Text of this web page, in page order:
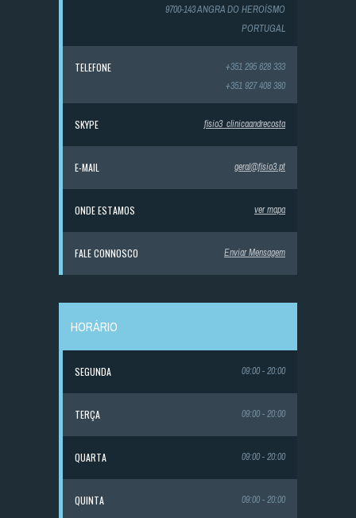
9700-143 ANGRA DO HEROÍSMO
PORTUGAL
TELEFONE
+351 295 628 333
+351 927 408 380
SKYPE fisio3_clinicaandrecosta
E-MAIL geral@fisio3.pt
ONDE ESTAMOS ver mapa
FALE CONNOSCO Enviar Mensagem
HORÁRIO
SEGUNDA 09:00 - 20:00
TERÇA 09:00 - 20:00
QUARTA 09:00 - 20:00
QUINTA 09:00 - 20:00